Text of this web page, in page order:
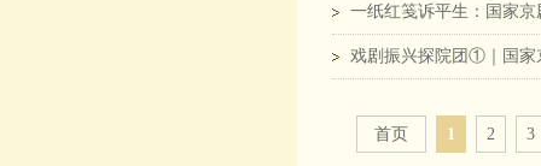
一纸红笺诉平生：国家
戏剧振兴探院团①｜国家
首页 1 2 3